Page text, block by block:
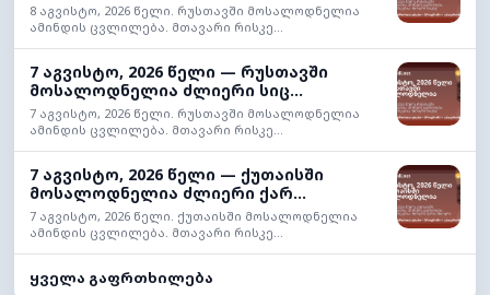
8 აგვისტო, 2026 წელი. რუსთავში მოსალოდნელია
ამინდის ცვლილება. მთავარი რისკე...
7 აგვისტო, 2026 წელი — რუსთავში
მოსალოდნელია ძლიერი სიც...
7 აგვისტო, 2026 წელი. რუსთავში მოსალოდნელია
ამინდის ცვლილება. მთავარი რისკე...
7 აგვისტო, 2026 წელი — ქუთაისში
მოსალოდნელია ძლიერი ქარ...
7 აგვისტო, 2026 წელი. ქუთაისში მოსალოდნელია
ამინდის ცვლილება. მთავარი რისკე...
ყველა გაფრთხილება